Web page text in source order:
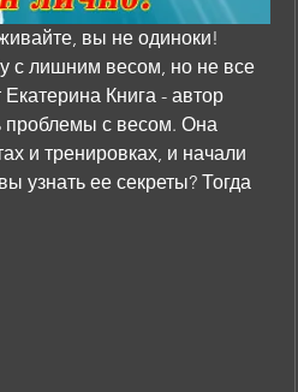
вы не одиноки!
с лишним весом, но не все
Книга - автор
проблемы с весом. Она
и тренировках, и начали
узнать ее секреты? Тогда